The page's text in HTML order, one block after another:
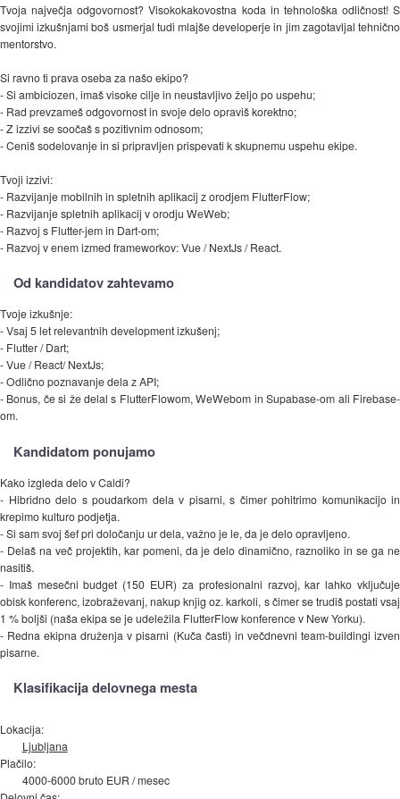
Tvoja največja odgovornost? Visokokakovostna koda in tehnološka odličnost! S
svojimi izkušnjami boš usmerjal tudi mlajše developerje in jim zagotavljal tehnično
mentorstvo.
Si ravno ti prava oseba za našo ekipo?
- Si ambiciozen, imaš visoke cilje in neustavljivo željo po uspehu;
- Rad prevzameš odgovornost in svoje delo opraviš korektno;
- Z izzivi se soočaš s pozitivnim odnosom;
- Ceniš sodelovanje in si pripravljen prispevati k skupnemu uspehu ekipe.
Tvoji izzivi:
- Razvijanje mobilnih in spletnih aplikacij z orodjem FlutterFlow;
- Razvijanje spletnih aplikacij v orodju WeWeb;
- Razvoj s Flutter-jem in Dart-om;
- Razvoj v enem izmed frameworkov: Vue / NextJs / React.
Od kandidatov zahtevamo
Tvoje izkušnje:
- Vsaj 5 let relevantnih development izkušenj;
- Flutter / Dart;
- Vue / React/ NextJs;
- Odlično poznavanje dela z API;
- Bonus, če si že delal s FlutterFlowom, WeWebom in Supabase-om ali Firebase-
om.
Kandidatom ponujamo
Kako izgleda delo v Caldi?
- Hibridno delo s poudarkom dela v pisarni, s čimer pohitrimo komunikacijo in
krepimo kulturo podjetja.
- Si sam svoj šef pri določanju ur dela, važno je le, da je delo opravljeno.
- Delaš na več projektih, kar pomeni, da je delo dinamično, raznoliko in se ga ne
nasitiš.
- Imaš mesečni budget (150 EUR) za profesionalni razvoj, kar lahko vključuje
obisk konferenc, izobraževanj, nakup knjig oz. karkoli, s čimer se trudiš postati vsaj
1 % boljši (naša ekipa se je udeležila FlutterFlow konference v New Yorku).
- Redna ekipna druženja v pisarni (Kuča časti) in večdnevni team-buildingi izven
pisarne.
Klasifikacija delovnega mesta
Lokacija:
Ljubljana
Plačilo:
4000-6000 bruto EUR / mesec